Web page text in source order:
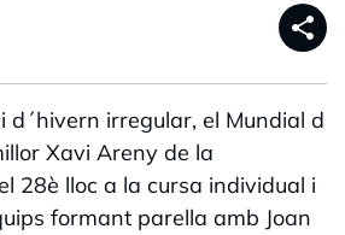
share
d´hivern irregular, el Mundial d
Xavi Areny de la
28è lloc a la cursa individual i
formant parella amb Joan